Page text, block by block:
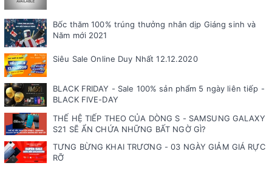
Bốc thăm 100% trúng thưởng nhân dịp Giáng sinh và
Năm mới 2021
Siêu Sale Online Duy Nhất 12.12.2020
BLACK FRIDAY - Sale 100% sản phẩm 5 ngày liên tiếp -
BLACK FIVE-DAY
THẾ HỆ TIẾP THEO CỦA DÒNG S - SAMSUNG GALAXY
S21 SẼ ẨN CHỨA NHỮNG BẤT NGỜ GÌ?
TƯNG BỪNG KHAI TRƯƠNG - 03 NGÀY GIẢM GIÁ RỰC
RỠ